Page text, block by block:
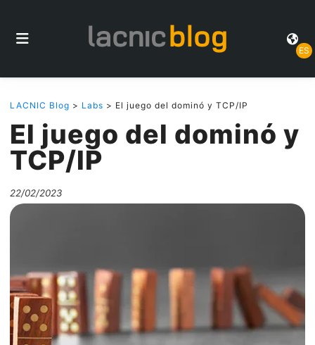
ES
LACNIC Blog > Labs > El juego del dominó y TCP/IP
El juego del dominó y
TCP/IP
22/02/2023